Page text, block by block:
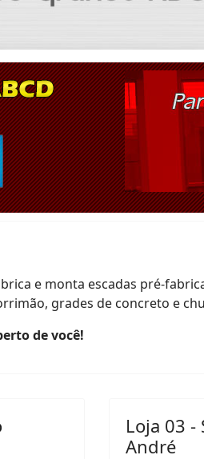
e monta escadas pré-
grades de concreto e
de você!
Loja 03 -
André